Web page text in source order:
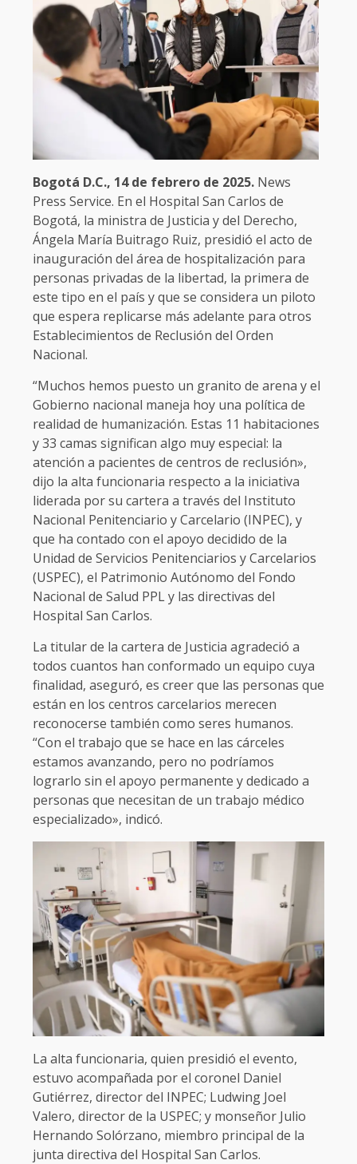
Bogotá D.C., 14 de febrero de 2025. News
Press Service. En el Hospital San Carlos de
Bogotá, la ministra de Justicia y del Derecho,
Ángela María Buitrago Ruiz, presidió el acto de
inauguración del área de hospitalización para
personas privadas de la libertad, la primera de
este tipo en el país y que se considera un piloto
que espera replicarse más adelante para otros
Establecimientos de Reclusión del Orden
Nacional.
“Muchos hemos puesto un granito de arena y el
Gobierno nacional maneja hoy una política de
realidad de humanización. Estas 11 habitaciones
y 33 camas significan algo muy especial: la
atención a pacientes de centros de reclusión»,
dijo la alta funcionaria respecto a la iniciativa
liderada por su cartera a través del Instituto
Nacional Penitenciario y Carcelario (INPEC), y
que ha contado con el apoyo decidido de la
Unidad de Servicios Penitenciarios y Carcelarios
(USPEC), el Patrimonio Autónomo del Fondo
Nacional de Salud PPL y las directivas del
Hospital San Carlos.
La titular de la cartera de Justicia agradeció a
todos cuantos han conformado un equipo cuya
finalidad, aseguró, es creer que las personas que
están en los centros carcelarios merecen
reconocerse también como seres humanos.
“Con el trabajo que se hace en las cárceles
estamos avanzando, pero no podríamos
lograrlo sin el apoyo permanente y dedicado a
personas que necesitan de un trabajo médico
especializado», indicó.
La alta funcionaria, quien presidió el evento,
estuvo acompañada por el coronel Daniel
Gutiérrez, director del INPEC; Ludwing Joel
Valero, director de la USPEC; y monseñor Julio
Hernando Solórzano, miembro principal de la
junta directiva del Hospital San Carlos.